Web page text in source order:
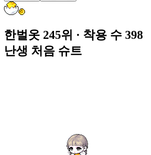
한벌옷 245위 · 착용 수 398
난생 처음 슈트